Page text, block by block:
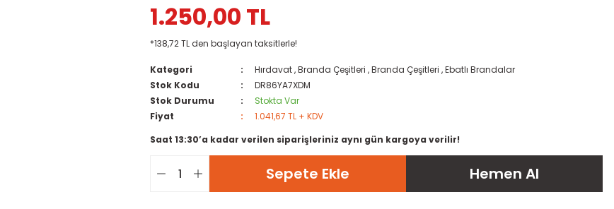
1.250,00 TL
*138,72 TL den başlayan taksitlerle!
Kategori Hırdavat,Branda Çeşitleri ,Branda Çeşitleri ,Ebatlı Brandalar
Stok Kodu
DR86YA7XDM
Stok Durumu
Stokta Var
Fiyat
1.041,67 TL + KDV
Saat 13:30’a kadar verilen siparişleriniz aynı gün kargoya verilir!
Sepete Ekle Hemen Al